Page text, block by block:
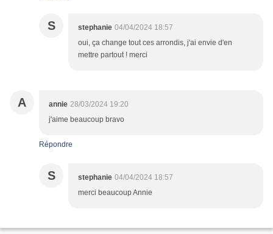
S stephanie 04/04/2024 18:57
oui, ça change tout ces arrondis, j'ai envie d'en
mettre partout ! merci
A annie 28/03/2024 19:20
j'aime beaucoup bravo
Répondre
S stephanie 04/04/2024 18:57
merci beaucoup Annie